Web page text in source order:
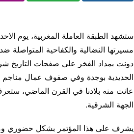
مسيرتها النضالية والكفاحية المتواصلة
دونت بمداد الفخر على صفحات التاريخ
الحديدية بوجدة وفي صفوف عمال مناجم
عانت منه بلادنا في القرن الماضي،
الجهة الشرقية.
يشرف على هذا المؤتمر بشكل حضوري